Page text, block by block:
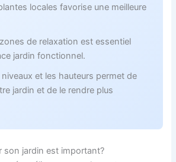
locales favorise une meilleure
de relaxation est essentiel
jardin fonctionnel.
et les hauteurs permet de
jardin et de le rendre plus
son jardin est important?